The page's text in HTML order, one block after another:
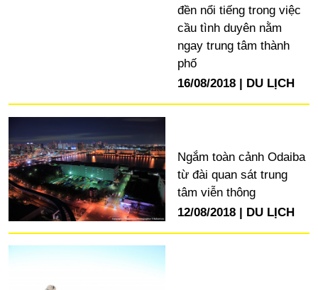
đền nổi tiếng trong việc
cầu tình duyên nằm
ngay trung tâm thành
phố
16/08/2018
DU LỊCH
Ngắm toàn cảnh Odaiba
từ đài quan sát trung
tâm viễn thông
12/08/2018
DU LỊCH